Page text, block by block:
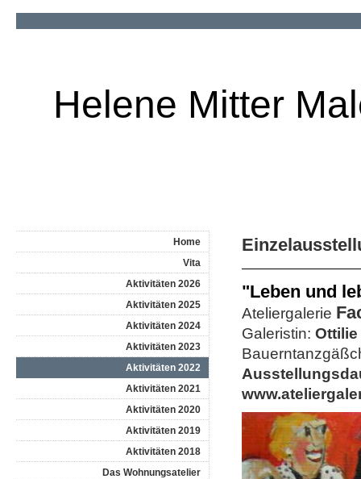
Helene Mitter
"Leben und
Ateliergalerie
Galeristin:
Home
Vita
Aktivitäten 2026
Aktivitäten 2025
Aktivitäten 2024
Aktivitäten 2023
Aktivitäten 2022
Aktivitäten 2021
Aktivitäten 2020
Aktivitäten 2019
Aktivitäten 2018
Das Wohnungsatelier